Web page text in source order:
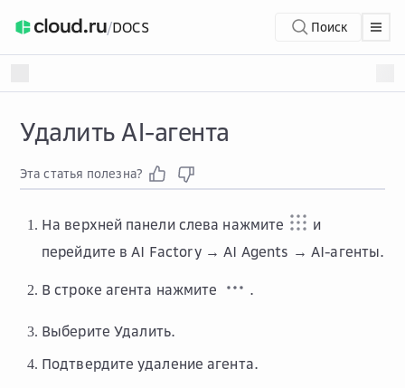
/DOCS Поиск
Удалить AI-агента
Эта статья полезна?
На верхней панели слева нажмите
и
перейдите вAI Factory → AI Agents → AI-агенты.
В строке агента нажмите .
Выберите Удалить.
Подтвердите удаление агента.